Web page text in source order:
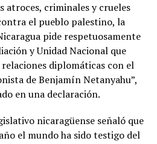
atroces, criminales y crueles
el pueblo palestino, la
pide respetuosamente
y Unidad Nacional que
diplomáticas con el
de Benjamín Netanyahu”,
en una declaración.
nicaragüense señaló que
el mundo ha sido testigo del